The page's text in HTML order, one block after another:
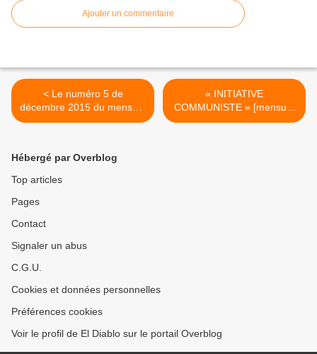
Ajouter un commentaire
< Le numéro 5 de
décembre 2015 du mensuel
RUPTURES est paru !
« INITIATIVE
COMMUNISTE » [mensuel
du PRCF] de janvier 2016
Hébergé par Overblog
Top articles
Pages
Contact
Signaler un abus
C.G.U.
Cookies et données personnelles
Préférences cookies
Voir le profil de El Diablo sur le portail Overblog